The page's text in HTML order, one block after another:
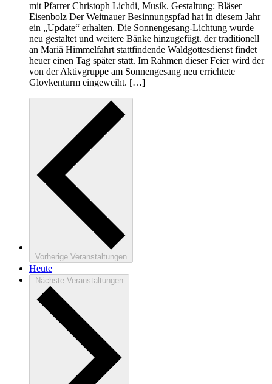
mit Pfarrer Christoph Lichdi, Musik. Gestaltung: Bläser
Eisenbolz Der Weitnauer Besinnungspfad hat in diesem Jahr
ein „Update“ erhalten. Die Sonnengesang-Lichtung wurde
neu gestaltet und weitere Bänke hinzugefügt. der traditionell
an Mariä Himmelfahrt stattfindende Waldgottesdienst findet
heuer einen Tag später statt. Im Rahmen dieser Feier wird der
von der Aktivgruppe am Sonnengesang neu errichtete
Glovkenturm eingeweiht. […]
Vorherige Veranstaltungen
Heute
Nächste Veranstaltungen